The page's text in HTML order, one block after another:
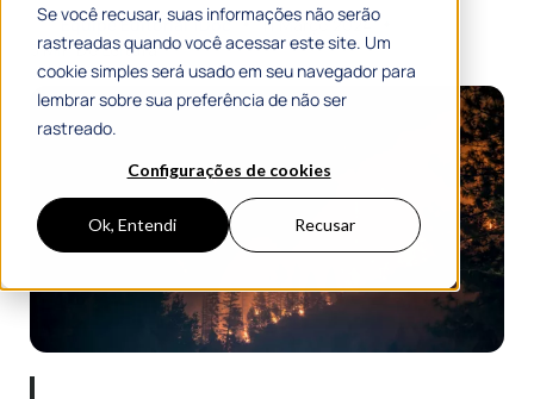
Se você recusar, suas informações não serão
rastreadas quando você acessar este site. Um
cookie simples será usado em seu navegador para
lembrar sobre sua preferência de não ser
rastreado.
Configurações de cookies
Ok, Entendi Recusar
Por Equipe Editorial 1Doc
11 Março 2024
5 Min De Leitura